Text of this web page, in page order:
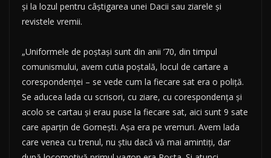
şi la lozul pentru câştigarea unei Dacii sau ziarele şi
revistele vremii.
„Uniformele de poştaşi sunt din anii ’70, din timpul
comunismului, avem cutia poştală, locul de cartare a
corespondenţei – se vede cum la fiecare sat era o poliţă.
Se aducea lada cu scrisori, cu ziare, cu corespondenţa şi
acolo se cartau şi erau puse la fiecare sat, aici sunt 9 sate
care aparţin de Gorneşti. Aşa era pe vremuri. Avem lada
care venea cu trenul, nu ştiu dacă vă mai amintiţi, dar